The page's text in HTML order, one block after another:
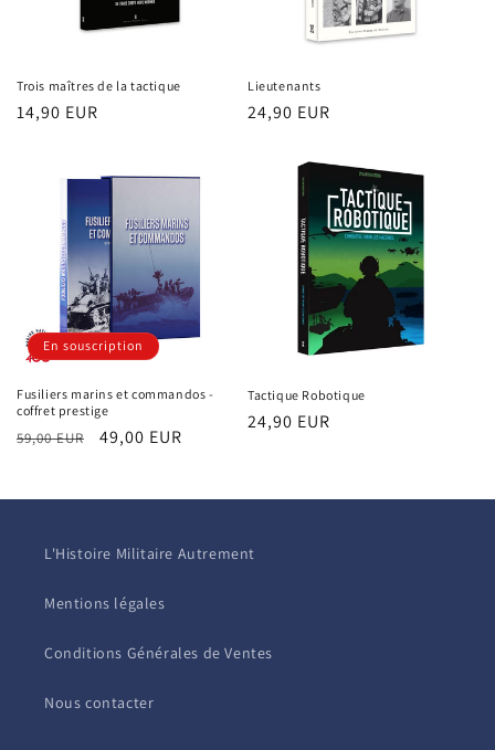
Trois maîtres de la tactique
Prix
14,90 EUR
Lieutenants
Prix
24,90 EUR
En souscription
Fusiliers marins et commandos -
coffret prestige
Prix
59,00 EUR
Prix
49,00 EUR
Tactique Robotique
Prix
24,90 EUR
L'Histoire Militaire Autrement
Mentions légales
Conditions Générales de Ventes
Nous contacter